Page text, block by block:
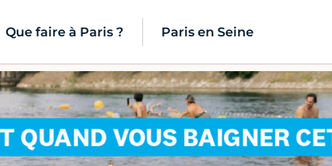
Que faire à Paris ? Paris en Seine